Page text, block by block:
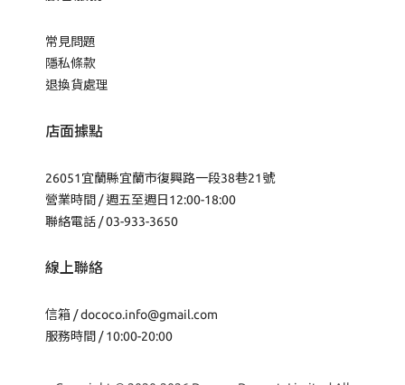
常見問題
隱私條款
退換貨處理
店面據點
26051宜蘭縣宜蘭市復興路一段38巷21號
營業時間 / 週五至週日12:00-18:00
聯絡電話 / 03-933-3650
線上聯絡
信箱 /dococo.info@gmail.com
服務時間 / 10:00-20:00